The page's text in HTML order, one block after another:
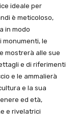
ideale per
è meticoloso,
in modo
monumenti, le
mostrerà alle sue
e di riferimenti
e le ammalierà
e la sua
ed età,
e rivelatrici